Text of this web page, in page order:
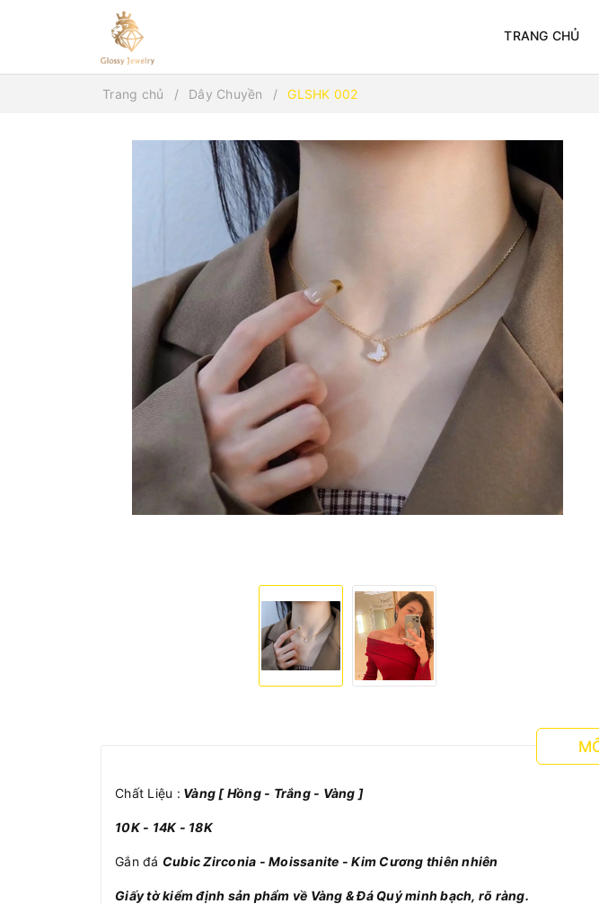
TRANG CHỦ
Trang chủ Dây Chuyền GLSHK 002
Chất Liệu : Vàng [ Hồng - Trắng - Vàng ]
10K - 14K - 18K
Gắn đá Cubic Zirconia - Moissanite - Kim Cương thiên nhiên
Giấy tờ kiểm định sản phẩm về Vàng & Đá Quý minh bạch, rõ ràng.